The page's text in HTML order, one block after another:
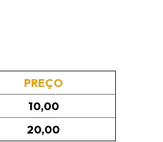
PREÇO
10,00
20,00